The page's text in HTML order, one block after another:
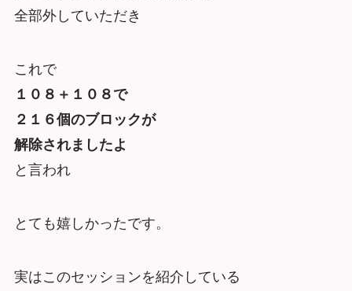
全部外していただき
これで
１０８＋１０８で
２１６個のブロックが
解除されましたよ
と言われ
とても嬉しかったです。
実はこのセッションを紹介している